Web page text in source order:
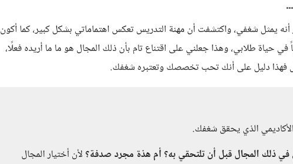
يمثل شغفي، واكتشفت أن مهنة التدريس تعكس اهتماماتي بشكل كبير، كما أكون
حياة طلابي، وهذا جعلني على اقتناع تام بأن ذلك المجال هو ما ما أريده فعلًا،
فهذا دليل على أنك تحب تخصصك وتعتبره شغفك.
الذي يحقق شغفك.
ذلك المجال قبل أن تلتحقي به؟ أم هذة مجرد صدفة؟لأن أختيار المجال